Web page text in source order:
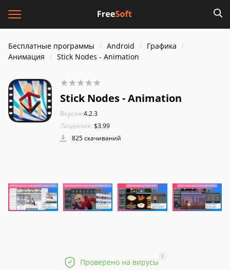
Бесплатные программы Android
Графика
Анимация
Stick Nodes - Animation
Stick Nodes - Animation
Версия:4.2.3
Лицензия: $3.99
825 скачиваний
Проверено на вирусы
?